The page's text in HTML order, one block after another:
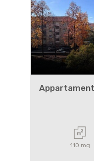
110 mq